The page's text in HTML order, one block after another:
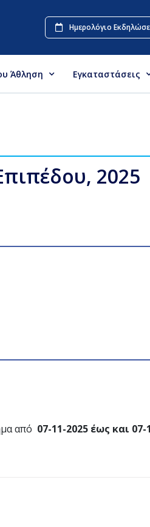
Ημερολόγιο
Άθληση Εγκαταστάσεις
2025
από 07-11-2025 έως και 07-